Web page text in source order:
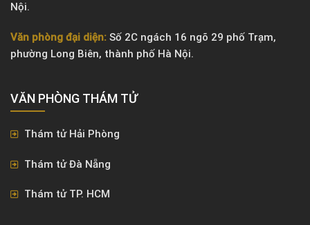
Nội.
Văn phòng đại diện: Số 2C ngách 16 ngõ 29 phố Trạm,
phường Long Biên, thành phố Hà Nội.
VĂN PHÒNG ​THÁM TỬ
Thám tử Hải Phòng
Thám tử Đà Nẵng
Thám tử TP. HCM